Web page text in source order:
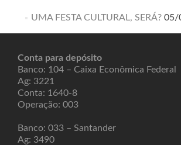
UMA FESTA CULTURAL, SERÁ? 05/
Conta para depósito
Banco: 104 – Caixa Econômica Federal
Ag: 3221
Conta: 1640-8
Operação: 003
Banco: 033 – Santander
Ag: 3490